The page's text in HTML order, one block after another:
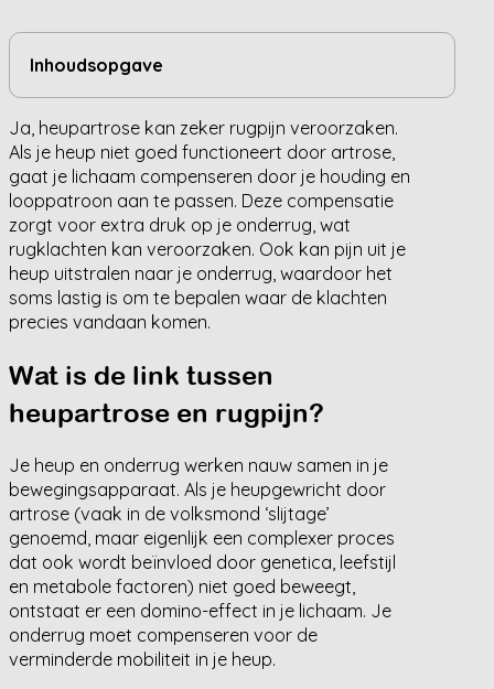
Inhoudsopgave
Ja, heupartrose kan zeker rugpijn veroorzaken.
Als je heup niet goed functioneert door artrose,
gaat je lichaam compenseren door je houding en
looppatroon aan te passen. Deze compensatie
zorgt voor extra druk op je onderrug, wat
rugklachten kan veroorzaken. Ook kan pijn uit je
heup uitstralen naar je onderrug, waardoor het
soms lastig is om te bepalen waar de klachten
precies vandaan komen.
Wat is de link tussen
heupartrose en rugpijn?
Je heup en onderrug werken nauw samen in je
bewegingsapparaat. Als je heupgewricht door
artrose (vaak in de volksmond ‘slijtage’
genoemd, maar eigenlijk een complexer proces
dat ook wordt beïnvloed door genetica, leefstijl
en metabole factoren) niet goed beweegt,
ontstaat er een domino-effect in je lichaam. Je
onderrug moet compenseren voor de
verminderde mobiliteit in je heup.